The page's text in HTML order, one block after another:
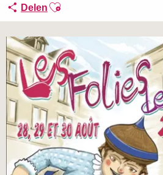
Delen Ajouter aux favoris